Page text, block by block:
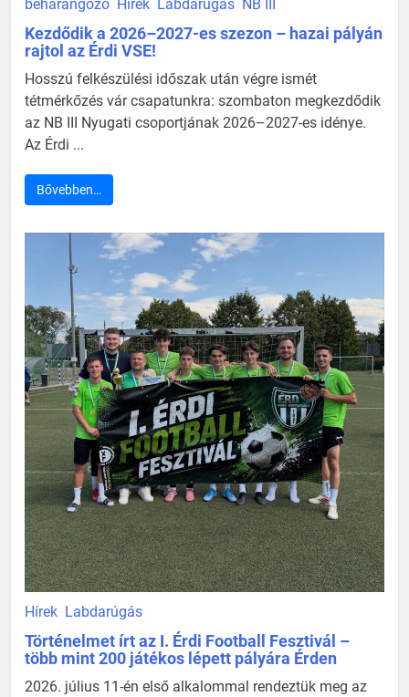
beharangozó Hírek Labdarúgás NB III
Kezdődik a 2026–2027-es szezon – hazai pályán
rajtol az Érdi VSE!
Hosszú felkészülési időszak után végre ismét
tétmérkőzés vár csapatunkra: szombaton megkezdődik
az NB III Nyugati csoportjának 2026–2027-es idénye.
Az Érdi ...
Bővebben…
Hírek Labdarúgás
Történelmet írt az I. Érdi Football Fesztivál –
több mint 200 játékos lépett pályára Érden
2026. július 11-én első alkalommal rendeztük meg az